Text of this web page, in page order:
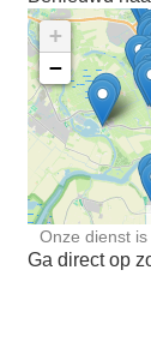
+
−
Onze dienst
Ga direct op